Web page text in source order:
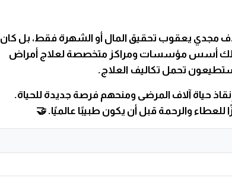
مجدي يعقوب تحقيق المال أو الشهرة فقط، بل كان
لذلك أسس مؤسسات ومراكز متخصصة لعلاج أمراض
تحمل تكاليف العلاج.
حياة آلاف المرضى ومنحهم فرصة جديدة للحياة.
للعطاء والرحمة قبل أن يكون طبيبًا عالميًا. 🤝